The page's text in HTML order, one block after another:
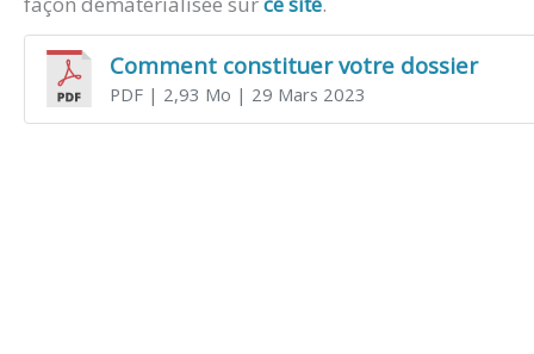
Comment constituer votre dossier
PDF| 2,93 Mo | 29 Mars 2023